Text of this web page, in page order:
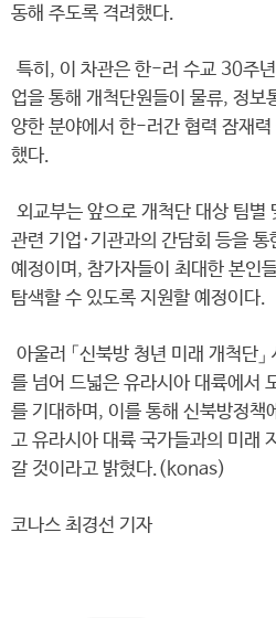
동해 주도록 격려했다.
특히, 이 차관은 한-러 수교 30주
업을 통해 개척단원들이 물류, 정보
양한 분야에서 한-러간 협력 잠재
했다.
외교부는 앞으로 개척단 대상 팀
관련 기업·기관과의 간담회 등을
예정이며, 참가자들이 최대한 본인
탐색할 수 있도록 지원할 예정이다.
아울러 「신북방 청년 미래 개척단
를 넘어 드넓은 유라시아 대륙에서
를 기대하며, 이를 통해 신북방정책
고 유라시아 대륙 국가들과의 미래
갈 것이라고 밝혔다.(konas)
코나스 최경선 기자